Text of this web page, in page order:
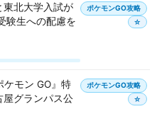
東北大学入試が
験生への配慮を
ポケモンGO攻略
☆
モン GO』特
屋グランパス公
ポケモンGO攻略
☆